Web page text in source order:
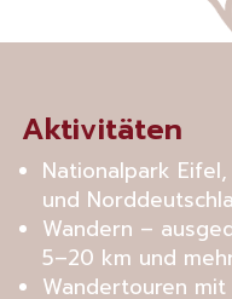
Aktivitäten
Nationalpark
und
Wandern –
5–20 km und
Wandertouren